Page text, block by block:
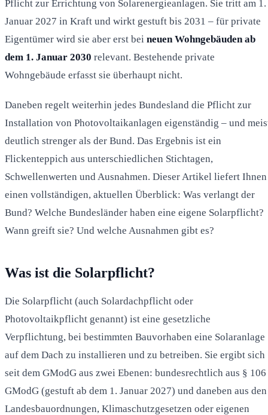
Pflicht zur Errichtung von Solarenergieanlagen. Sie tritt am 1.
Januar 2027 in Kraft und wirkt gestuft bis 2031 – für private
Eigentümer wird sie aber erst bei neuen Wohngebäuden ab
dem 1. Januar 2030 relevant. Bestehende private
Wohngebäude erfasst sie überhaupt nicht.
Daneben regelt weiterhin jedes Bundesland die Pflicht zur
Installation von Photovoltaikanlagen eigenständig – und
deutlich strenger als der Bund. Das Ergebnis ist ein
Flickenteppich aus unterschiedlichen Stichtagen,
Schwellenwerten und Ausnahmen. Dieser Artikel liefert Ihnen
einen vollständigen, aktuellen Überblick: Was verlangt der
Bund? Welche Bundesländer haben eine eigene Solarpflicht?
Wann greift sie? Und welche Ausnahmen gibt es?
Was ist die Solarpflicht?
Die Solarpflicht (auch Solardachpflicht oder
Photovoltaikpflicht genannt) ist eine gesetzliche
Verpflichtung, bei bestimmten Bauvorhaben eine Solaranlage
auf dem Dach zu installieren und zu betreiben. Sie ergibt sich
seit dem GModG aus zwei Ebenen: bundesrechtlich aus § 106
GModG (gestuft ab dem 1. Januar 2027) und daneben aus den
Landesbauordnungen, Klimaschutzgesetzen oder eigenen